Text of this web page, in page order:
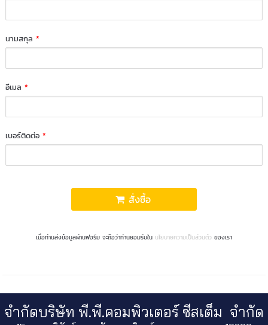
นามสกุล*
อีเมล*
เบอร์ติดต่อ*
สั่งซื้อ
เมื่อท่านส่งข้อมูลผ่านฟอร์ม จะถือว่าท่านยอมรับใน นโยบายความเป็นส่วนตัว ของเรา
จำกัดบริษัท พี.พี.คอมพิวเตอร์ ซีสเต็ม จำกัด